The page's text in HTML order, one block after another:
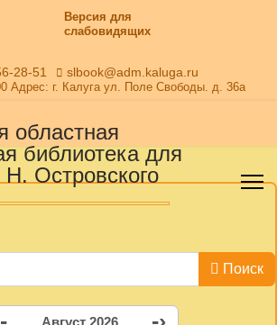
Версия для
слабовидящих
28-51 slbook@adm.kaluga.ru
Адрес: г. Калуга ул. Поле Свободы. д. 36а
Поиск
Август 2026